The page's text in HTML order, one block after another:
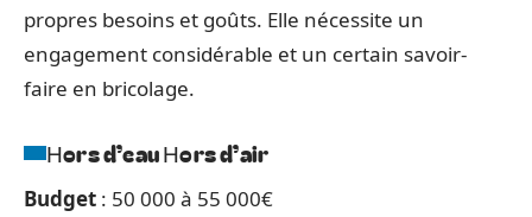
propres besoins et goûts. Elle nécessite un
engagement considérable et un certain savoir-
faire en bricolage.
Hors d’eau Hors d’air
Budget : 50 000 à 55 000€